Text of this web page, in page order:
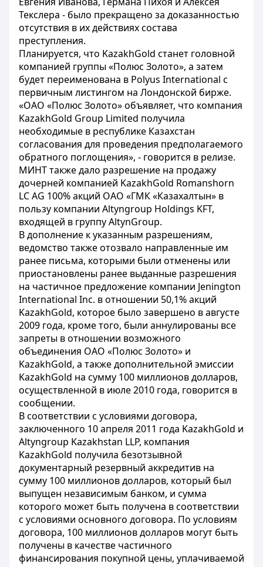
Текслера - было прекращено за доказанностью
отсутствия в их действиях состава
преступления.
Планируется, что KazakhGold станет головной
компанией группы «Полюс Золото», а затем
будет переименована в Polyus International с
первичным листингом на Лондонской бирже.
«ОАО «Полюс Золото» объявляет, что компания
KazakhGold Group Limited получила
необходимые в республике Казахстан
согласования для проведения предполагаемого
обратного поглощения», - говорится в релизе.
МИНТ также дало разрешение на продажу
дочерней компанией KazakhGold Romanshorn
LC AG 100% акций ОАО «ГМК «Казахалтын» в
пользу компании Altyngroup Holdings KFT,
входящей в группу AltynGroup.
В дополнение к указанным разрешениям,
ведомство также отозвало направленные им
ранее письма, которыми были отменены или
приостановлены ранее выданные разрешения
на частичное предложение компании Jenington
International Inc. в отношении 50,1% акций
KazakhGold, которое было завершено в августе
2009 года, кроме того, были аннулированы все
запреты в отношении возможного
объединения ОАО «Полюс Золото» и
KazakhGold, а также дополнительной эмиссии
KazakhGold на сумму 100 миллионов долларов,
осуществленной в июле 2010 года, говорится в
сообщении.
В соответствии с условиями договора,
заключенного 10 апреля 2011 года KazakhGold и
Altyngroup Kazakhstan LLP, компания
KazakhGold получила безотзывной
документарный резервный аккредитив на
сумму 100 миллионов долларов, который был
выпущен независимым банком, и сумма
которого может быть получена в соответствии
с условиями основного договора. По условиям
договора, 100 миллионов долларов могут быть
получены в качестве частичного
финансирования покупной цены, уплачиваемой